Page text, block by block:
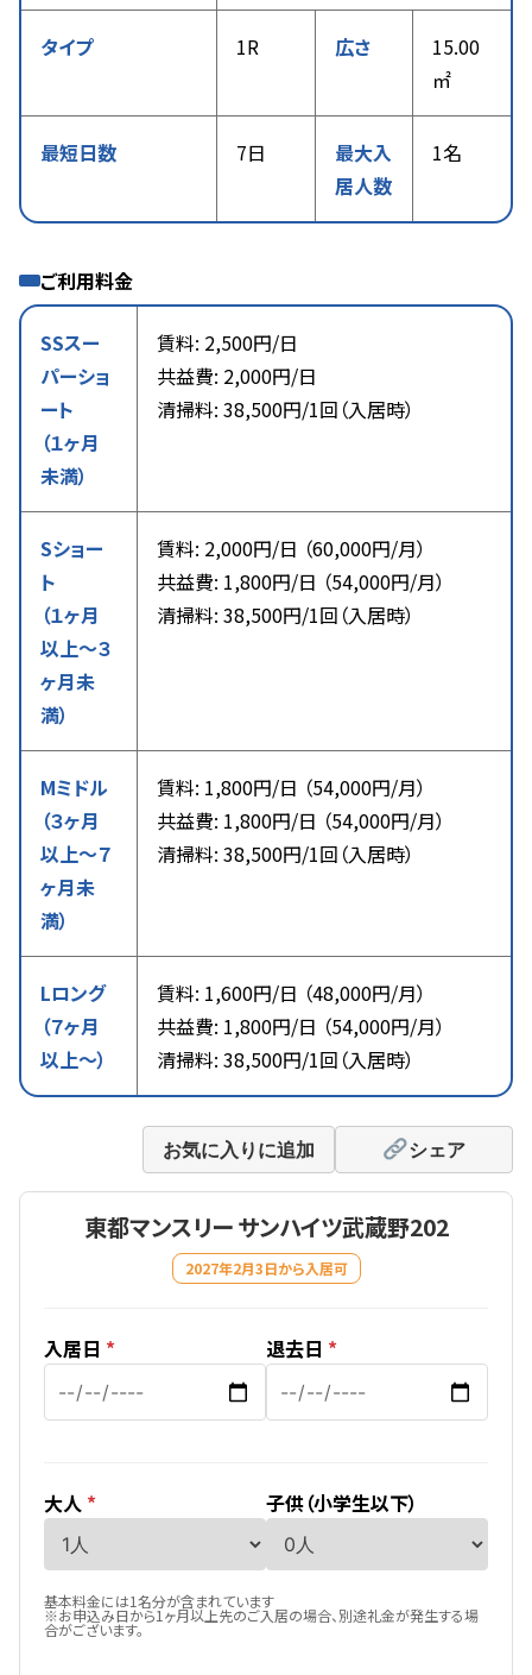
タイプ 1R 広さ
15.00
㎡
最短日数 7日
最大入
居人数
1名
ご利用料金
SSスー
パーショ
ート
（１ヶ月
未満）
賃料: 2,500円/日
共益費: 2,000円/日
清掃料: 38,500円/1回（入居時）
Sショー
ト
（１ヶ月
以上〜３
ヶ月未
満）
賃料: 2,000円/日 （60,000円/月）
共益費: 1,800円/日 （54,000円/月）
清掃料: 38,500円/1回（入居時）
Mミドル
（３ヶ月
以上〜７
ヶ月未
満）
賃料: 1,800円/日 （54,000円/月）
共益費: 1,800円/日 （54,000円/月）
清掃料: 38,500円/1回（入居時）
Lロング
（７ヶ月
以上〜）
賃料: 1,600円/日 （48,000円/月）
共益費: 1,800円/日 （54,000円/月）
清掃料: 38,500円/1回（入居時）
お気に入りに追加 シェア
東都マンスリー サンハイツ武蔵野202
2027年2月3日から入居可
入居日 * 退去日 *
大人 * 子供（小学生以下）
基本料金には1名分が含まれています
※お申込み日から1ヶ月以上先のご入居の場合、別途礼金が発生する場
合がございます。